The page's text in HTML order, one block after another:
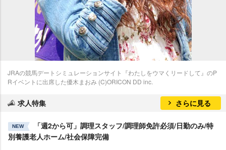
JRAの競馬デートシミュレーションサイト『わたしをウマくリードして』のP
Rイベントに出席した優木まおみ (C)ORICON DD inc.
求人特集 さらに見る
NEW
「週2から可」調理スタッフ/調理師免許必須/日勤のみ/特
別養護老人ホーム/社会保障完備